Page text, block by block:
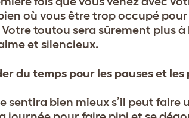
où vous être trop occupé
toutou sera sûrement plus à
et silencieux.
du temps pour les pauses et les
sentira bien mieux s’il peut